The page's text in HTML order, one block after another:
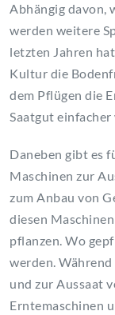
Abhängig davon,
werden weitere
letzten Jahren
Kultur die
dem Pflügen die
Saatgut einfacher
Daneben gibt es
Maschinen zur
zum Anbau von
diesen
pflanzen. Wo
werden.
und zur Aussaat
Erntemaschinen